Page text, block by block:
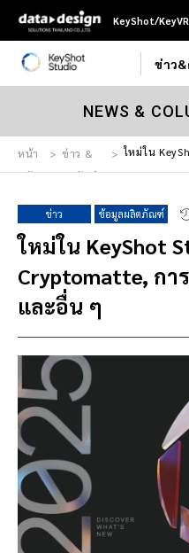
KeyShot/
ข่าว
NEWS &
หน้า
หลัก
ข่าว &
คอลัมน์
ข่าว ข้อมูลผลิตภัณฑ์
ใหม่ใน KeyShot
Cryptomatte, กา
และอื่น ๆ